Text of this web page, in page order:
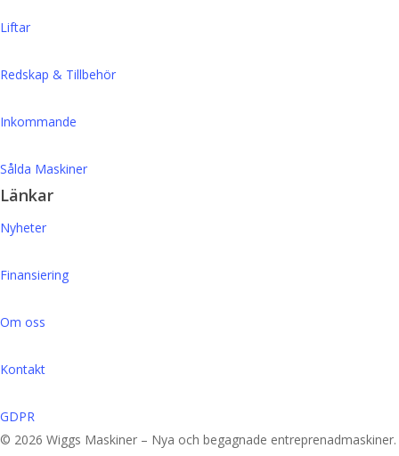
Liftar
Redskap & Tillbehör
Inkommande
Sålda Maskiner
Länkar
Nyheter
Finansiering
Om oss
Kontakt
GDPR
© 2026 Wiggs Maskiner – Nya och begagnade entreprenadmaskiner.